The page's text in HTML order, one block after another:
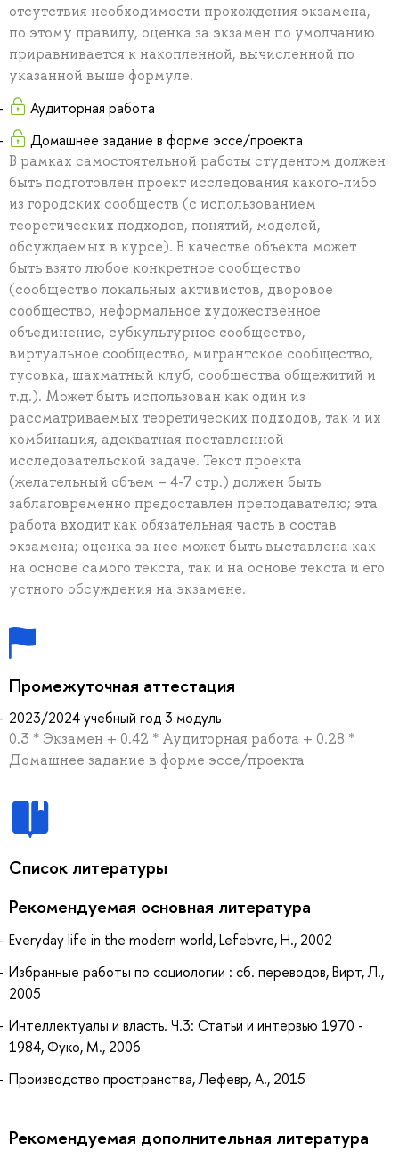
отсутствия необходимости прохождения экзамена,
по этому правилу, оценка за экзамен по умолчанию
приравнивается к накопленной, вычисленной по
указанной выше формуле.
Аудиторная работа
Домашнее задание в форме эссе/проекта
В рамках самостоятельной работы студентом должен
быть подготовлен проект исследования какого-либо
из городских сообществ (с использованием
теоретических подходов, понятий, моделей,
обсуждаемых в курсе). В качестве объекта может
быть взято любое конкретное сообщество
(сообщество локальных активистов, дворовое
сообщество, неформальное художественное
объединение, субкультурное сообщество,
виртуальное сообщество, мигрантское сообщество,
тусовка, шахматный клуб, сообщества общежитий и
т.д.). Может быть использован как один из
рассматриваемых теоретических подходов, так и их
комбинация, адекватная поставленной
исследовательской задаче. Текст проекта
(желательный объем – 4-7 стр.) должен быть
заблаговременно предоставлен преподавателю; эта
работа входит как обязательная часть в состав
экзамена; оценка за нее может быть выставлена как
на основе самого текста, так и на основе текста и его
устного обсуждения на экзамене.
Промежуточная аттестация
2023/2024 учебный год 3 модуль
0.3 * Экзамен + 0.42 * Аудиторная работа + 0.28 *
Домашнее задание в форме эссе/проекта
Список литературы
Рекомендуемая основная литература
Everyday life in the modern world, Lefebvre, H., 2002
Избранные работы по социологии : сб. переводов, Вирт, Л.,
2005
Интеллектуалы и власть. Ч.3: Статьи и интервью 1970 -
1984, Фуко, М., 2006
Производство пространства, Лефевр, А., 2015
Рекомендуемая дополнительная литература